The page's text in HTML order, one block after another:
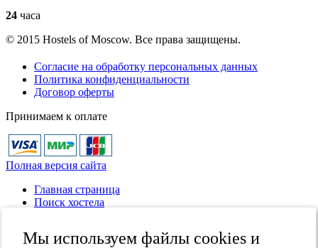
24 часа
© 2015 Hostels of Moscow. Все права защищены.
Согласие на обработку персональных данных
Политика конфиденциальности
Договор оферты
Принимаем к оплате
Мы используем файлы cookies и
Полная версия сайта
Главная страница
Поиск хостела
Каталог хостелов